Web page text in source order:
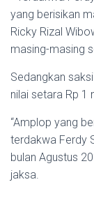
yang berisikan
Ricky Rizal
masing-masing
Sedangkan
nilai setara Rp 1
“Amplop yang
terdakwa Ferdy
bulan Agustus
jaksa.